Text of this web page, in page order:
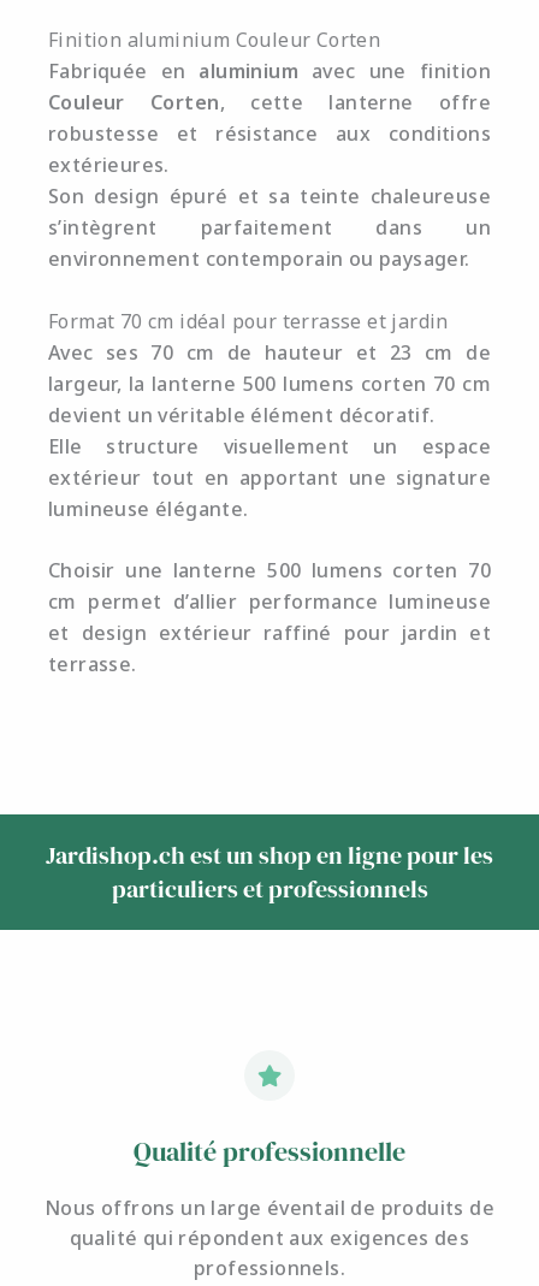
Finition aluminium Couleur Corten
Fabriquée en aluminium avec une finition
Couleur Corten, cette lanterne offre
robustesse et résistance aux conditions
extérieures.
Son design épuré et sa teinte chaleureuse
s’intègrent parfaitement dans un
environnement contemporain ou paysager.
Format 70 cm idéal pour terrasse et jardin
Avec ses 70 cm de hauteur et 23 cm de
largeur, la lanterne 500 lumens corten 70 cm
devient un véritable élément décoratif.
Elle structure visuellement un espace
extérieur tout en apportant une signature
lumineuse élégante.
Choisir une lanterne 500 lumens corten 70
cm permet d’allier performance lumineuse
et design extérieur raffiné pour jardin et
terrasse.
Jardishop.ch est un shop en ligne pour les
particuliers et professionnels
Qualité professionnelle
Nous offrons un large éventail de produits de
qualité qui répondent aux exigences des
professionnels.